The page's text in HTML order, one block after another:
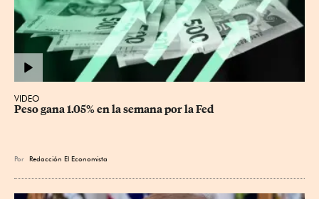
VIDEO
Peso gana 1.05% en la semana por la Fed
Por Redacción El Economista